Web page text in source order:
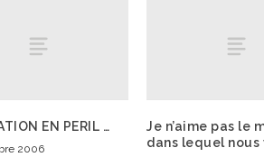
EN PERIL …
2006
Je n’aime pas le
dans lequel nous